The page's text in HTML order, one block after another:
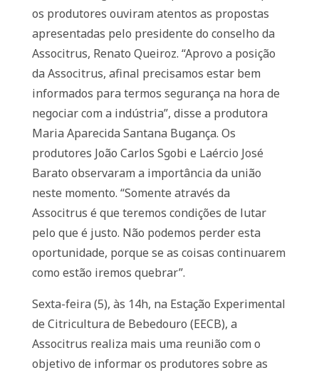
os produtores ouviram atentos as propostas
apresentadas pelo presidente do conselho da
Associtrus, Renato Queiroz. “Aprovo a posição
da Associtrus, afinal precisamos estar bem
informados para termos segurança na hora de
negociar com a indústria”, disse a produtora
Maria Aparecida Santana Bugança. Os
produtores João Carlos Sgobi e Laércio José
Barato observaram a importância da união
neste momento. “Somente através da
Associtrus é que teremos condições de lutar
pelo que é justo. Não podemos perder esta
oportunidade, porque se as coisas continuarem
como estão iremos quebrar”.
Sexta-feira (5), às 14h, na Estação Experimental
de Citricultura de Bebedouro (EECB), a
Associtrus realiza mais uma reunião com o
objetivo de informar os produtores sobre as